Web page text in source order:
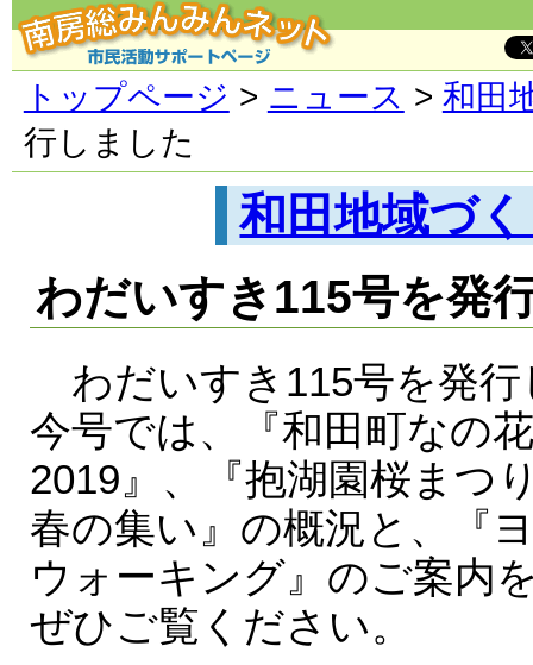
トップページ > ニュース > 和田
行しました
和田地域づ
わだいすき115号を発
わだいすき115号を発行
今号では、『和田町なの
2019』、『抱湖園桜まつ
春の集い』の概況と、『
ウォーキング』のご案内
ぜひご覧ください。